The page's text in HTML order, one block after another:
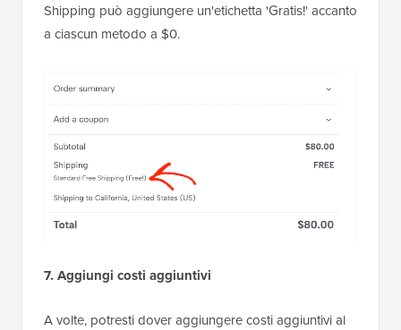
Shipping può aggiungere un'etichetta 'Gratis!' accanto
a ciascun metodo a $0.
7. Aggiungi costi aggiuntivi
A volte, potresti dover aggiungere costi aggiuntivi al